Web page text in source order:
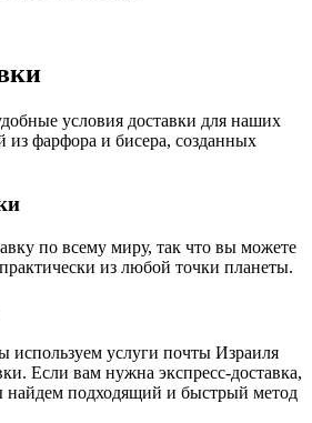
условия доставки для наших
фарфора и бисера, созданных
по всему миру, так что вы можете
из любой точки планеты.
используем услуги почты Израиля
Если вам нужна экспресс-доставка,
найдем подходящий и быстрый метод